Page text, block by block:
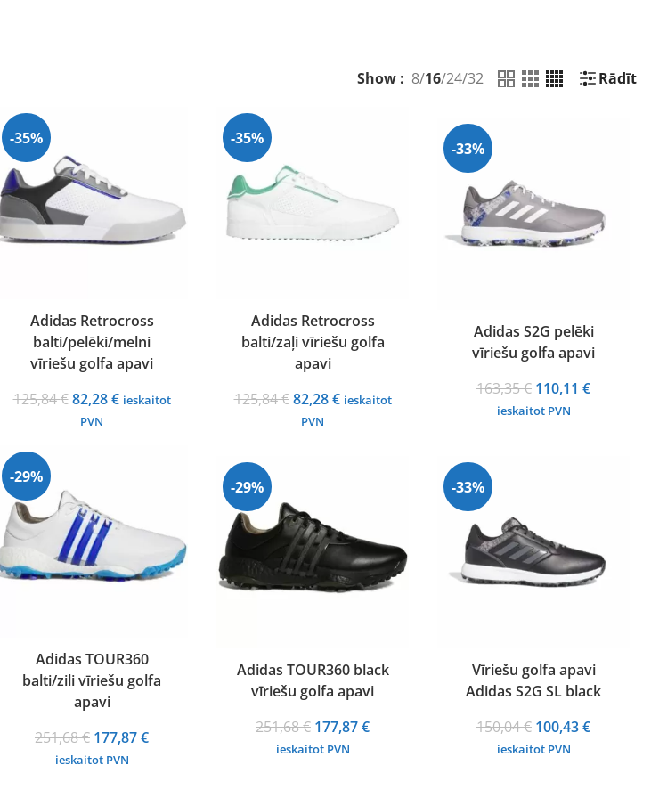
Show : 8/16/24/32 Rādīt
-35%
Adidas Retrocross
balti/pelēki/melni
vīriešu golfa apavi
125,84€ Original
price
82,28€Current
ieskaitot
PVN
-35%
Adidas Retrocross
balti/zaļi vīriešu golfa
apavi
125,84€ Original
price
82,28€Current
ieskaitot
PVN
-33%
Adidas S2G pelēki
vīriešu golfa apavi
163,35€ Original
price
110,11 €Current
ieskaitot PVN
-29%
Adidas TOUR360
balti/zili vīriešu golfa
apavi
251,68€ Original
price
177,87€Current
ieskaitot PVN
-29%
Adidas TOUR360 black
vīriešu golfa apavi
251,68€ Original
price
177,87€Current
ieskaitot PVN
-33%
Vīriešu golfa apavi
Adidas S2G SL black
150,04€ Original
price
100,43€Current
ieskaitot PVN